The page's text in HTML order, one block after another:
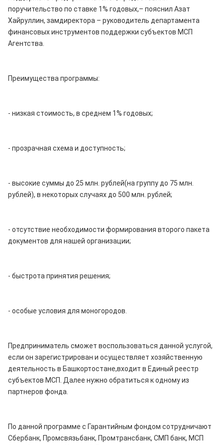
поручительство по ставке 1% годовых,– пояснил Азат
Хайруллин, замдиректора – руководитель департамента
финансовых инструментов поддержки субъектов МСП
Агентства.
Преимущества программы:
- низкая стоимость, в среднем 1% годовых;
- прозрачная схема и доступность;
- высокие суммы до 25 млн. рублей(на группу до 75 млн.
рублей), в некоторых случаях до 500 млн. рублей;
- отсутствие необходимости формирования второго пакета
документов для нашей организации;
- быстрота принятия решения;
- особые условия для моногородов.
Предприниматель сможет воспользоваться данной услугой,
если он зарегистрирован и осуществляет хозяйственную
деятельность в Башкортостане,входит в Единый реестр
субъектов МСП. Далее нужно обратиться к одному из
партнеров фонда.
По данной программе с Гарантийным фондом сотрудничают
Сбербанк, Промсвязьбанк, Промтрансбанк, СМП банк, МСП